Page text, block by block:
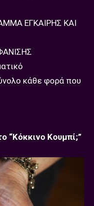
ΕΓΚΑΙΡΗΣ ΚΑΙ
κάθε φορά που
“Κόκκινο Κουμπί;”